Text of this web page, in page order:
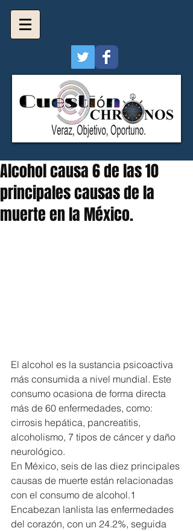
Alcohol causa 6 de las 10
principales causas de la
muerte en la México.
El alcohol es la sustancia psicoactiva
más consumida a nivel mundial. Este
consumo ocasiona de forma directa
más de 60 enfermedades, como:
cirrosis hepática, pancreatitis,
alcoholismo, 7 tipos de cáncer y daño
neurológico.
En México, seis de las diez principales
causas de muerte están relacionadas
con el consumo de alcohol.1
Encabezan lanlista las enfermedades
del corazón, con un 24.2%, seguida